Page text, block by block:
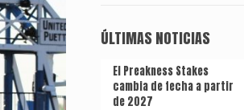
ÚLTIMAS NOTICIAS
El Preakness Stakes
cambia de fecha a partir
de 2027